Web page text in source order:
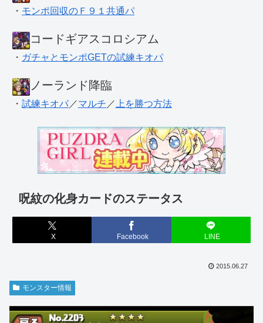
・ モンポ回収のＦ９１共通パ
コードギアスコロシアム
・ ガチャとモンポGETの試練キオパ
ノーランド降臨
・ 試練キオパ ／マルチ ／ 上を勝つ方法
呪紋の化身カードのステータス
X Facebook LINE
2015.06.27
モンスター情報